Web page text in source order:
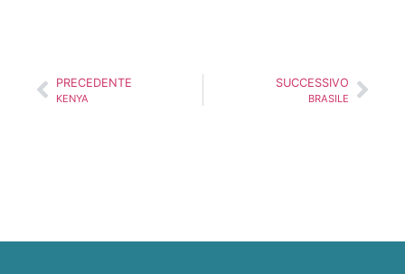
PRECEDENTE
KENYA
SUCCESSIVO
BRASILE